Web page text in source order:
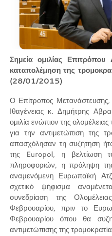
Σημεία ομιλίας
καταπολέμηση της
(28/01/2015)
Ο Επίτροπος
Ιθαγένειας κ. Δημήτρης
ομιλία ενώπιον της
για την αντιμετώπιση της
απασχόλησαν τη συζήτηση
της Europol, η βελτίωση
πληροφοριών, η πρόληψη
αναμενόμενη Ευρωπαϊκή
σχετικό ψήφισμα
συνεδρίαση της
Φεβρουαρίου, πριν το
Φεβρουαρίου όπου θα
αντιμετώπισης της